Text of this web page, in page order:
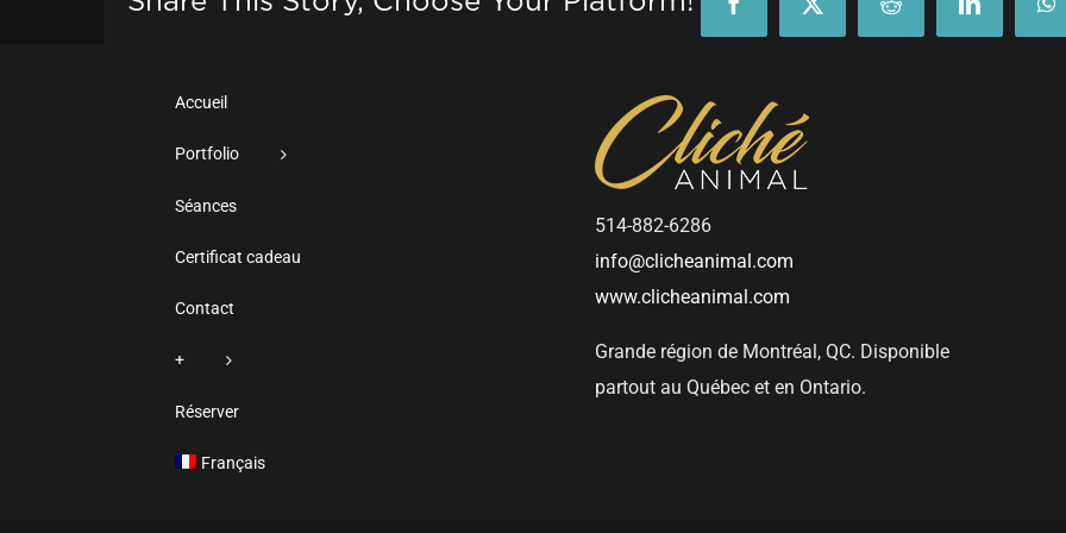
FacebookX Reddit LinkedIn
Accueil
Portfolio
Séances
Certificat cadeau
Contact
+
Réserver
Français
514-882-6286
info@clicheanimal.com
www.clicheanimal.com
Grande région de Montréal, QC. Disponible
partout au Québec et en Ontario.